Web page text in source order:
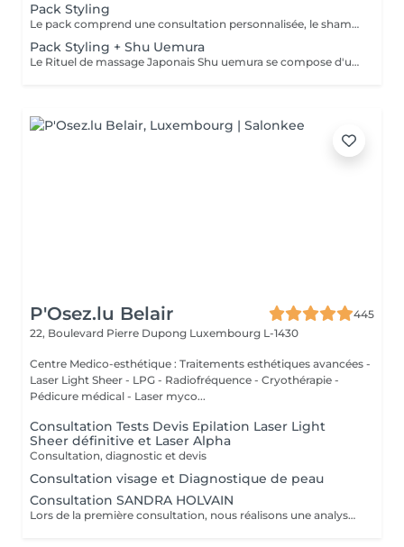
Pack Styling
Le pack comprend une consultation personnalisée, le shampooing et le conditionneur spécifiques REDKEN/ SHU UEMURA , le séchage et les produits de styling REDKEN/ SHU UEMURA * Tarifs à titre indicatifs à confirmer après la consultation personnalisée établit auprès de votre coiffeur/stylist/spécialiste * La direction se réserve le droit d’apporter des modifications pour le bon fonctionnement du salon
Pack Styling + Shu Uemura
Le Rituel de massage Japonais Shu uemura se compose d'un shampooing et d'un soin d'une durée de 30 minutes pour une relaxation une une réparation intense du cheveu et ensuite le pack styling
P'Osez.lu Belair
445
22, Boulevard Pierre Dupong Luxembourg L-1430
Centre Medico-esthétique : Traitements esthétiques avancées -
Laser Light Sheer - LPG - Radiofréquence - Cryothérapie -
Pédicure médical - Laser myco...
Consultation Tests Devis Epilation Laser Light
Sheer définitive et Laser Alpha
Consultation, diagnostic et devis
Consultation visage et Diagnostique de peau
Consultation SANDRA HOLVAIN
Lors de la première consultation, nous réalisons une analyse personnalisée de votre peau et de votre routine cosmétique. Nous définissons ensuite un plan de traitement sur mesure, adapté à vos besoins et à vos objectifs.